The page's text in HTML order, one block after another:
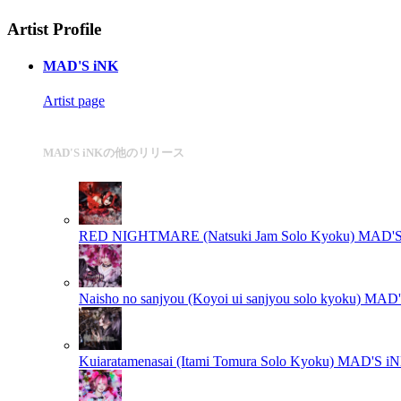
Artist Profile
MAD'S iNK
Artist page
MAD'S iNKの他のリリース
RED NIGHTMARE (Natsuki Jam Solo Kyoku)
Naisho no sanjyou (Koyoi ui sanjyou solo kyoku)
Kuiaratamenasai (Itami Tomura Solo Kyoku) MAD'S